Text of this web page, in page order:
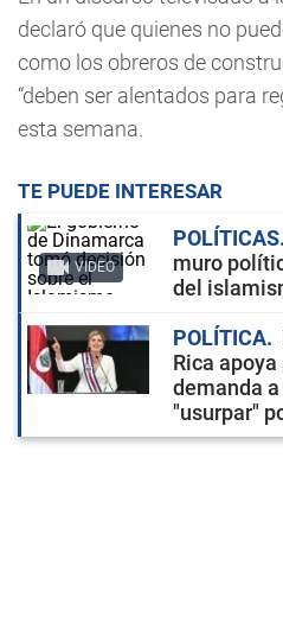
declaró que quienes no
como los obreros de
“deben ser alentados para
esta semana.
TE PUEDE INTERESAR
VIDEO
POLÍTICAS
muro
del
POLÍTICA
Rica
demanda
"usurpar"